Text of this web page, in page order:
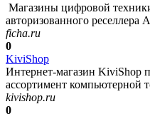
Магазины цифровой
авторизованного реселлера
ficha.ru
0
KiviShop
Интернет-магазин KiviShop
ассортимент компьютерной
kivishop.ru
0